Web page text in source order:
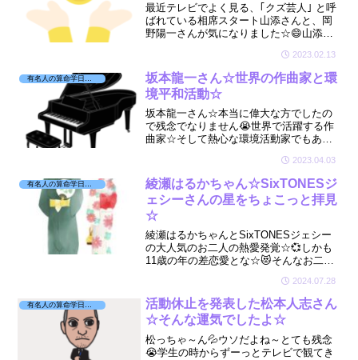
最近テレビでよく見る、｢クズ芸人｣ と呼
ばれている相席スタート山添さんと、岡
野陽一さんが気になりました☆😄山添さ
という名の借金をしていたとか💰｢この2
人はどんな宿命をしているの？｣
2023.02.13
坂本龍一さん☆世界の作曲家と環
境平和活動☆
坂本龍一さん☆本当に偉大な方でしたの
で残念でなりません😭世界で活躍する作
曲家☆そして熱心な環境活動家でもあり
くなられ悲しいです😢そんな思いを綴り
ました☆ご冥福をお祈りいたします☆
2023.04.03
有名人の算命学日記☆
綾瀬はるかちゃん☆SixTONESジ
ェシーさんの星をちょこっと拝見
☆
綾瀬はるかちゃんとSixTONESジェシー
の大人気のお二人の熱愛発覚☆💞しかも
11歳の年の差恋愛とな☆😻そんなお二人
2024.07.28
活動休止を発表した松本人志さん
☆そんな運気でしたよ☆
松っちゃ～ん💦ウソだよね～とても残念
😭学生の時からずーっとテレビで観てき